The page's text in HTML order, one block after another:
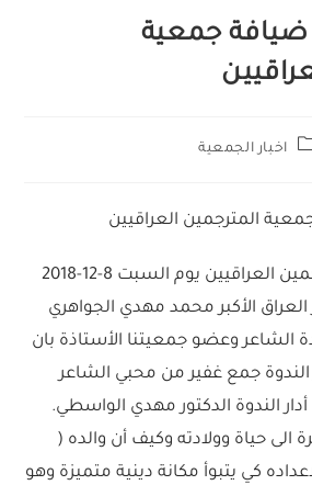
ضيافة جمعية
اخبار الجمعية
المترجمين العراقيين
نظمّت جمعية المترجمين العراقيين يوم السبت 8-12-2018
الأكبر محمد مهدي الجواهري
وعضو جمعيتنا الأستاذة بان
جمع غفير من محبي الشاعر
الندوة الدكتور مهدي الواسطي.
حياة وولادته وكيف أن والده (
كي يتبوأ مكانة دينية متميزة وهو